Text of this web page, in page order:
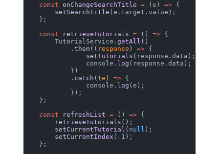
    const
onChangeSearchTitle = ( e ) => {
        setSearchTitle
(e.target.value);
    };
    const
retrieveTutorials = () => {
        TutorialService.
getAll ()
            .
then (( response ) => {
                setTutorials
(response.data);
                console.
log (response.data);
            })
            .
catch (( e ) => {
                console.
log (e);
            });
    };
    const
refreshList = () => {
        retrieveTutorials
();
        setCurrentTutorial
( null );
        setCurrentIndex
( - 1 );
    };